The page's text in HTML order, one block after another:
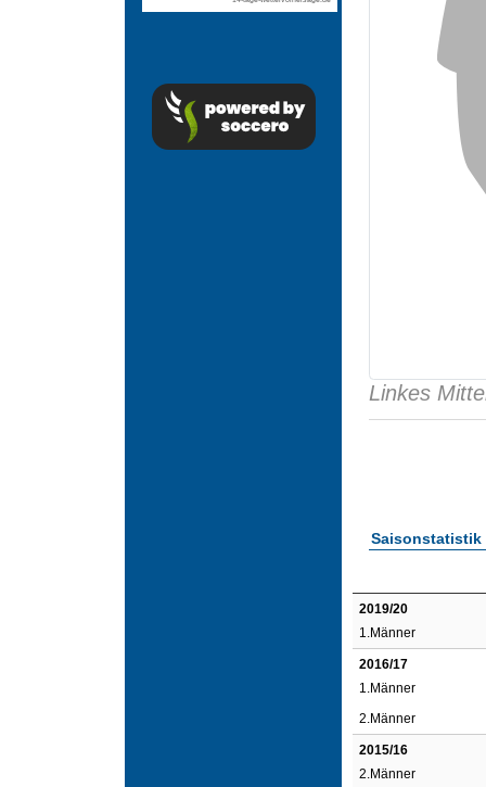
Linkes
Saisonstatistik
2019/20
1.Männer
2016/17
1.Männer
2.Männer
2015/16
2.Männer